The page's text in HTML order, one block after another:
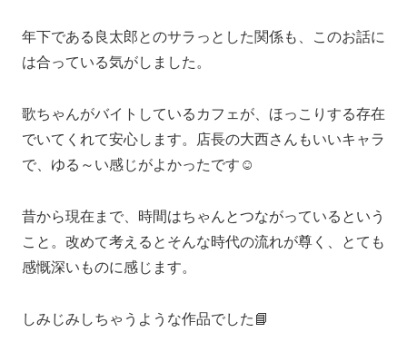
年下である良太郎とのサラっとした関係も、このお話に
は合っている気がしました。
歌ちゃんがバイトしているカフェが、ほっこりする存在
でいてくれて安心します。店長の大西さんもいいキャラ
で、ゆる～い感じがよかったです☺
昔から現在まで、時間はちゃんとつながっているという
こと。改めて考えるとそんな時代の流れが尊く、とても
感慨深いものに感じます。
しみじみしちゃうような作品でした📘